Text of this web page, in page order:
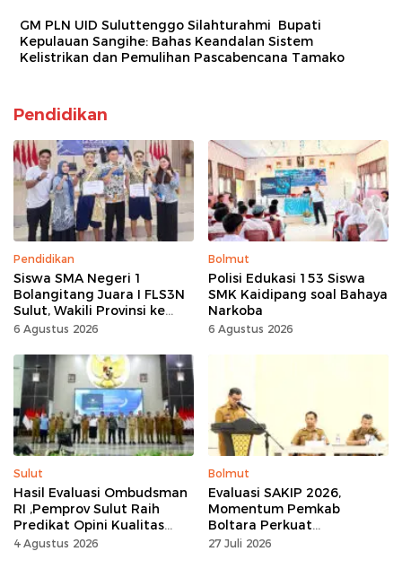
GM PLN UID Suluttenggo Silahturahmi Bupati
Kepulauan Sangihe: Bahas Keandalan Sistem
Kelistrikan dan Pemulihan Pascabencana Tamako
Pendidikan
Pendidikan
Siswa SMA Negeri 1
Bolangitang Juara I FLS3N
Sulut, Wakili Provinsi ke
Tingkat Nasional
6 Agustus 2026
Bolmut
Polisi Edukasi 153 Siswa
SMK Kaidipang soal Bahaya
Narkoba
6 Agustus 2026
Sulut
Hasil Evaluasi Ombudsman
RI ,Pemprov Sulut Raih
Predikat Opini Kualitas
Tinggi Tanpa
4 Agustus 2026
Bolmut
Evaluasi SAKIP 2026,
Momentum Pemkab
Boltara Perkuat
Akuntabilitas dan Kinerja
27 Juli 2026